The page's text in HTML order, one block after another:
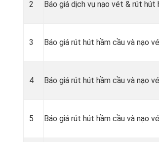
2 Báo giá dịch vụ nạo vét & rút hút
3 Báo giá rút hút hầm cầu và nạo
4 Báo giá rút hút hầm cầu và nạo
5 Báo giá rút hút hầm cầu và nạo